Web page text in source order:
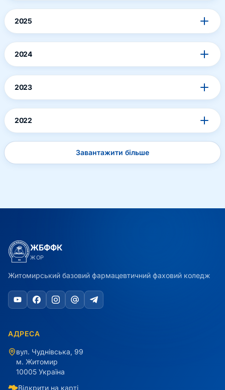
2025
2024
2023
2022
Завантажити більше
ЖБФФК
ЖОР
Житомирський базовий фармацевтичний фаховий коледж
АДРЕСА
вул. Чуднівська, 99
м. Житомир
10005 Україна
Відкрити на карті